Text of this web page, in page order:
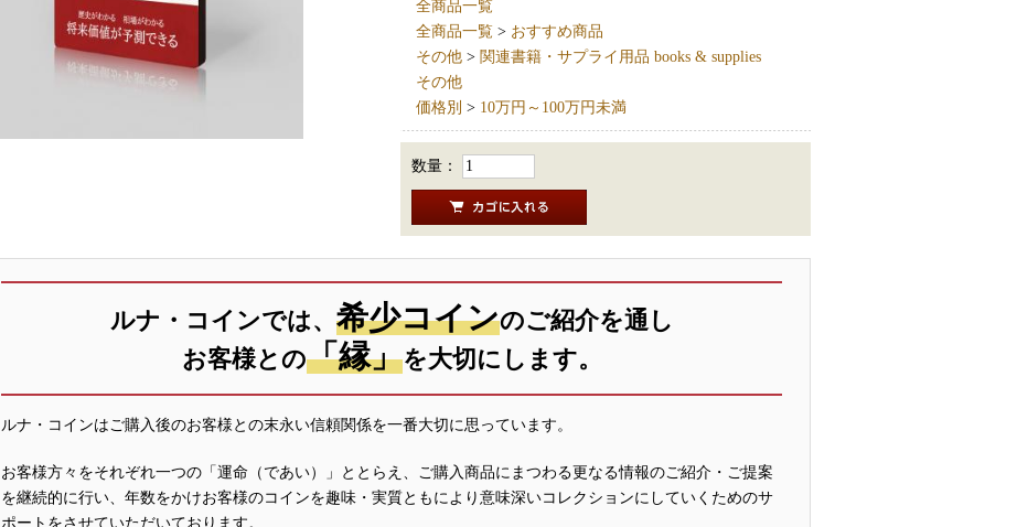
全商品一覧
全商品一覧> おすすめ商品
その他> 関連書籍・サプライ用品 books & supplies
その他
価格別 > 10万円～100万円未満
数量：
ルナ・コインでは、 希少コインのご紹介を通し
お客様との「縁」を大切にします。
ルナ・コインはご購入後のお客様との末永い信頼関係を一番大切に思っています。
お客様方々をそれぞれ一つの「運命（であい）」ととらえ、ご購入商品にまつわる更なる情報のご紹介・ご提案
を継続的に行い、年数をかけお客様のコインを趣味・実質ともにより意味深いコレクションにしていくためのサ
ポートをさせていただいております。